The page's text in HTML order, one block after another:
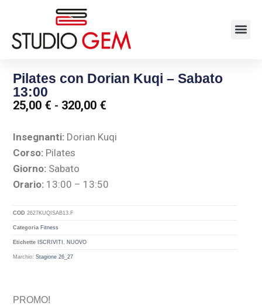
Pilates con Dorian Kuqi – Sabato
13:00
25,00 € - 320,00 €
Insegnanti: Dorian Kuqi
Corso: Pilates
Giorno: Sabato
Orario: 13:00 – 13:50
COD2627KUQISAB13.F
Categoria Fitness
Etichette ISCRIVITI, NUOVO
Marchio:Stagione 26_27
PROMO!